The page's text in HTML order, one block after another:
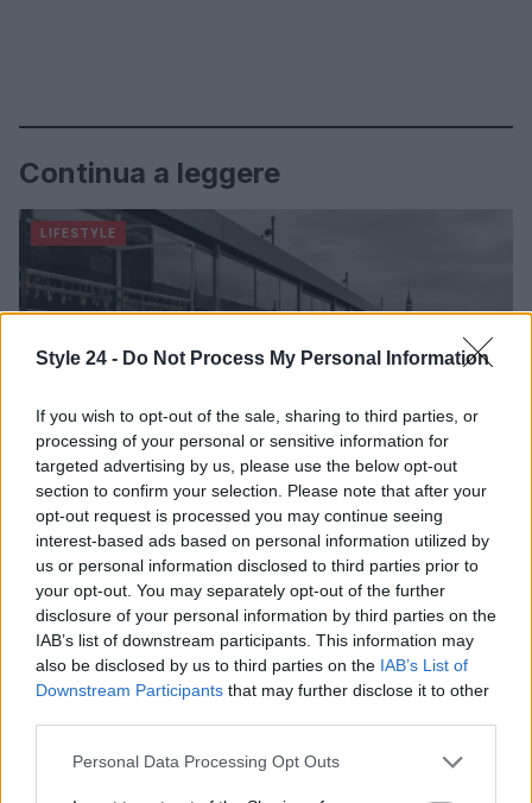
Style 24 - Do Not Process My Personal Information
If you wish to opt-out of the sale, sharing to third parties, or
processing of your personal or sensitive information for
targeted advertising by us, please use the below opt-out
section to confirm your selection. Please note that after your
opt-out request is processed you may continue seeing
interest-based ads based on personal information utilized by
us or personal information disclosed to third parties prior to
your opt-out. You may separately opt-out of the further
disclosure of your personal information by third parties on the
IAB’s list of downstream participants. This information may
also be disclosed by us to third parties on the IAB’s List of
Downstream Participants that may further disclose it to other
Please note that this website/app uses one or more Google
Personal Data Processing Opt Outs
Continua a leggere
LIFESTYLE
Copenhagen Fashion Week SS27: le novità che stanno
rivoluzionando la moda
Cristian Castiglioni · 8 Ago 2026
LIFESTYLE